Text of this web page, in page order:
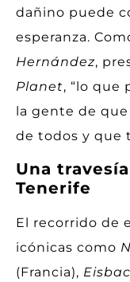
dañino puede
esperanza.
Hernández,
Planet, “lo que
la gente de
de todos y que
Una
Tenerife
El recorrido de
icónicas como
(Francia),